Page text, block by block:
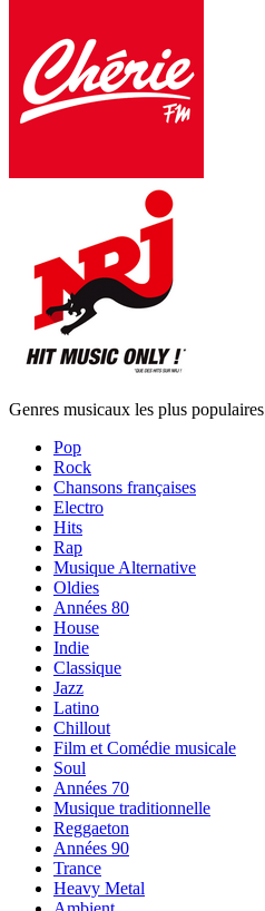
Genres musicaux les plus populaires
Pop
Rock
Chansons françaises
Electro
Hits
Rap
Musique Alternative
Oldies
Années 80
House
Indie
Classique
Jazz
Latino
Chillout
Film et Comédie musicale
Soul
Années 70
Musique traditionnelle
Reggaeton
Années 90
Trance
Heavy Metal